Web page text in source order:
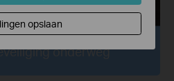
onderweg
opslaan